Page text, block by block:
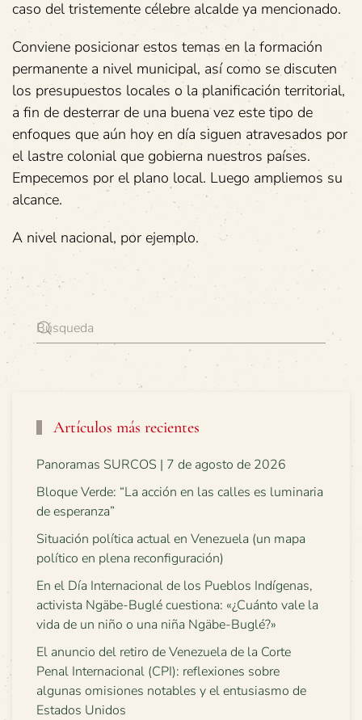
caso del tristemente célebre alcalde ya mencionado.
Conviene posicionar estos temas en la formación
permanente a nivel municipal, así como se discuten
los presupuestos locales o la planificación territorial,
a fin de desterrar de una buena vez este tipo de
enfoques que aún hoy en día siguen atravesados por
el lastre colonial que gobierna nuestros países.
Empecemos por el plano local. Luego ampliemos su
alcance.
A nivel nacional, por ejemplo.
Artículos más recientes
Panoramas SURCOS | 7 de agosto de 2026
Bloque Verde: “La acción en las calles es luminaria
de esperanza”
Situación política actual en Venezuela (un mapa
político en plena reconfiguración)
En el Día Internacional de los Pueblos Indígenas,
activista Ngäbe-Buglé cuestiona: «¿Cuánto vale la
vida de un niño o una niña Ngäbe-Buglé?»
El anuncio del retiro de Venezuela de la Corte
Penal Internacional (CPI): reflexiones sobre
algunas omisiones notables y el entusiasmo de
Estados Unidos